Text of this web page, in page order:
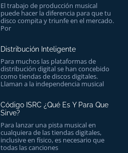
El trabajo de producción musical
puede hacer la diferencia para que tu
disco compita y triunfe en el mercado.
Por
Distribución Inteligente
Para muchos las plataformas de
distribución digital se han concebido
como tiendas de discos digitales.
Llaman a la independencia musical
Código ISRC ¿Qué Es Y Para Que
Sirve?
Para lanzar una pista musical en
cualquiera de las tiendas digitales,
inclusive en físico, es necesario que
todas las canciones